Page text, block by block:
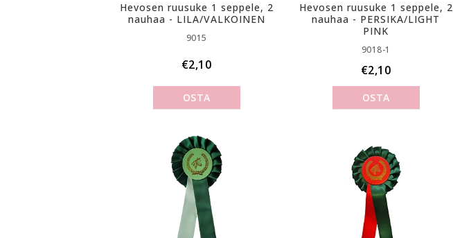
Hevosen ruusuke 1 seppele, 2
nauhaa - LILA/VALKOINEN
9015
€2,10
OSTA
Hevosen ruusuke 1 seppele, 2
nauhaa - PERSIKA/LIGHT
PINK
9018-1
€2,10
OSTA